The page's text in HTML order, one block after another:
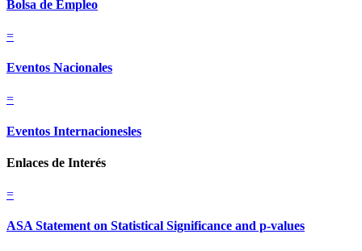
Bolsa de Empleo
=
Eventos Nacionales
=
Eventos Internacionesles
Enlaces de Interés
=
ASA Statement on Statistical Significance and p-values